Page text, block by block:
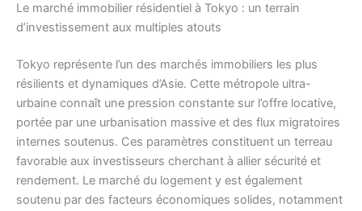
Le marché immobilier résidentiel à Tokyo : un terrain
d’investissement aux multiples atouts
Tokyo représente l’un des marchés immobiliers les plus
résilients et dynamiques d’Asie. Cette métropole ultra-
urbaine connaît une pression constante sur l’offre locative,
portée par une urbanisation massive et des flux migratoires
internes soutenus. Ces paramètres constituent un terreau
favorable aux investisseurs cherchant à allier sécurité et
rendement. Le marché du logement y est également
soutenu par des facteurs économiques solides, notamment